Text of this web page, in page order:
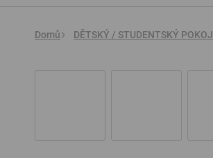
Domů DĚTSKÝ / STUDENTSKÝ POKOJ